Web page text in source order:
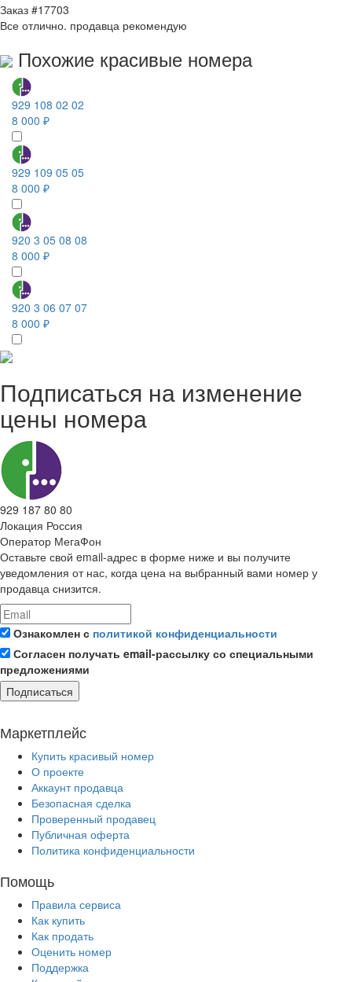
Заказ #17703
Все отлично. продавца рекомендую
Похожие красивые номера
929 108 02 02
8 000 ₽
929 109 05 05
8 000 ₽
920 3 05 08 08
8 000 ₽
920 3 06 07 07
8 000 ₽
Подписаться на изменение
цены номера
929 187 80 80
Локация Россия
Оператор МегаФон
Оставьте свой email-адрес в форме ниже и вы получите
уведомления от нас, когда цена на выбранный вами номер у
продавца снизится.
Ознакомлен с политикой конфиденциальности
Согласен получать email-рассылку со специальными
предложениями
Подписаться
Маркетплейс
Купить красивый номер
О проекте
Аккаунт продавца
Безопасная сделка
Проверенный продавец
Публичная оферта
Политика конфиденциальности
Помощь
Правила сервиса
Как купить
Как продать
Оценить номер
Поддержка